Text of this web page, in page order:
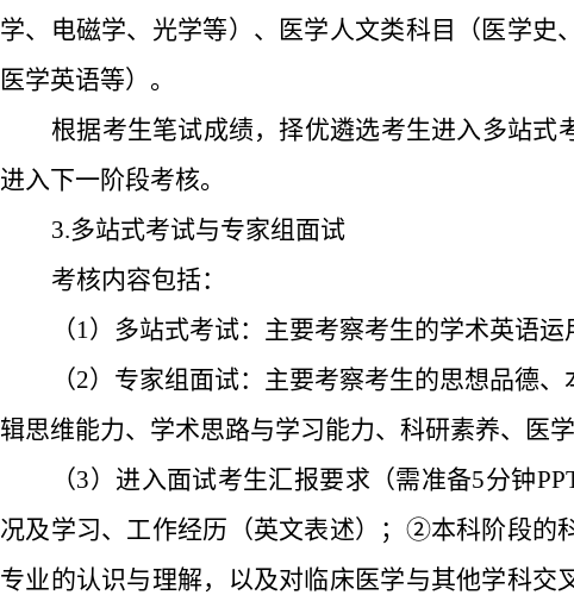
学、电磁学、光学等）、医学人文类科目（医学史
医学英语等）。
根据考生笔试成绩，择优遴选考生进入多站式
进入下一阶段考核。
3.多站式考试与专家组面试
考核内容包括：
（1） 多站式考试：主要考察考生的学术英语运
（2） 专家组面试：主要考察考生的思想品德、
辑思维能力、学术思路与学习能力、科研素养、医
（3） 进入面试考生汇报要求（需准备5分钟
况及学习、工作经历（英文表述）； ②本科阶段的
专业的认识与理解，以及对临床医学与其他学科交